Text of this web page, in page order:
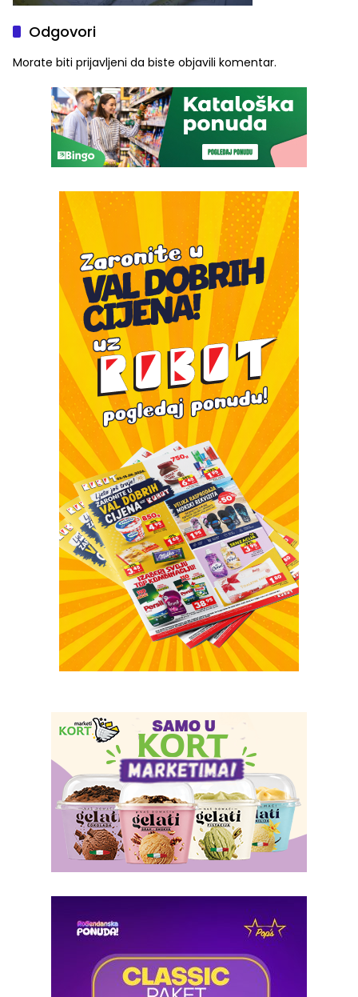
Odgovori
Morate biti prijavljeni da biste objavili komentar.